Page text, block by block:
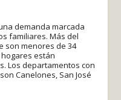
demanda marcada
familiares. Más del
son menores de 34
están
Los departamentos con
Canelones, San José